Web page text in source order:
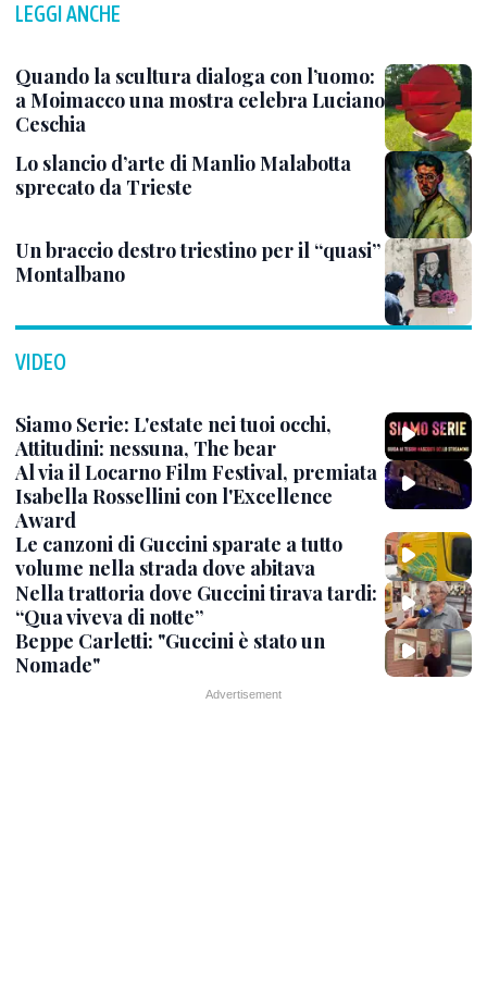
LEGGI ANCHE
Quando la scultura dialoga con l’uomo:
a Moimacco una mostra celebra Luciano
Ceschia
Lo slancio d’arte di Manlio Malabotta
sprecato da Trieste
Un braccio destro triestino per il “quasi”
Montalbano
VIDEO
Siamo Serie: L'estate nei tuoi occhi,
Attitudini: nessuna, The bear
Al via il Locarno Film Festival, premiata
Isabella Rossellini con l'Excellence
Award
Le canzoni di Guccini sparate a tutto
volume nella strada dove abitava
Nella trattoria dove Guccini tirava tardi:
“Qua viveva di notte”
Beppe Carletti: "Guccini è stato un
Nomade"